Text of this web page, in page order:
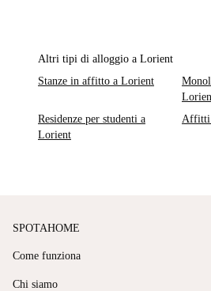
Altri tipi di alloggio a Lorient
Stanze in affitto a Lorient
Residenze per studenti a
Lorient
Affitti
SPOTAHOME
Come funziona
Chi siamo